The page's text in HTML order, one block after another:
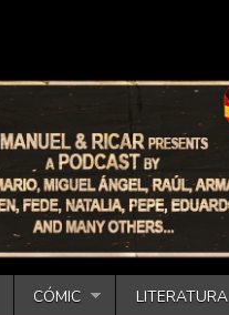
CÓMIC LITERATURA